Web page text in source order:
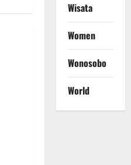
Wisata
Women
Wonosobo
World